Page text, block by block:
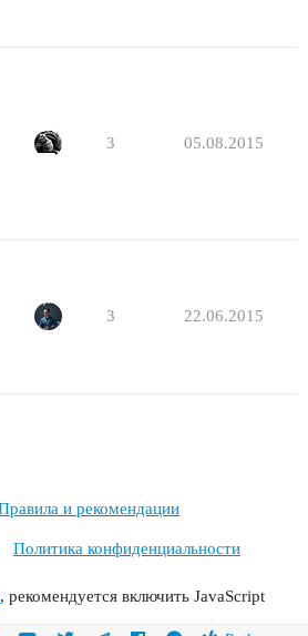
3 05.08.2015
3 22.06.2015
и рекомендации
Политика конфиденциальности
, рекомендуется включить JavaScript